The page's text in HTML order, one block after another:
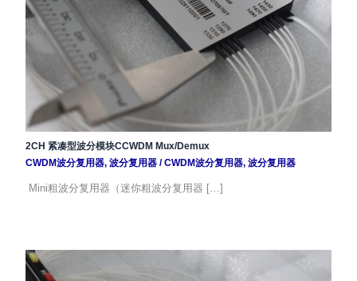
2CH 紧凑型波分模块CCWDM Mux/Demux
CWDM波分复用器, 波分复用器/CWDM波分复用器, 波分复用器
Mini粗波分复用器（迷你粗波分复用器 […]